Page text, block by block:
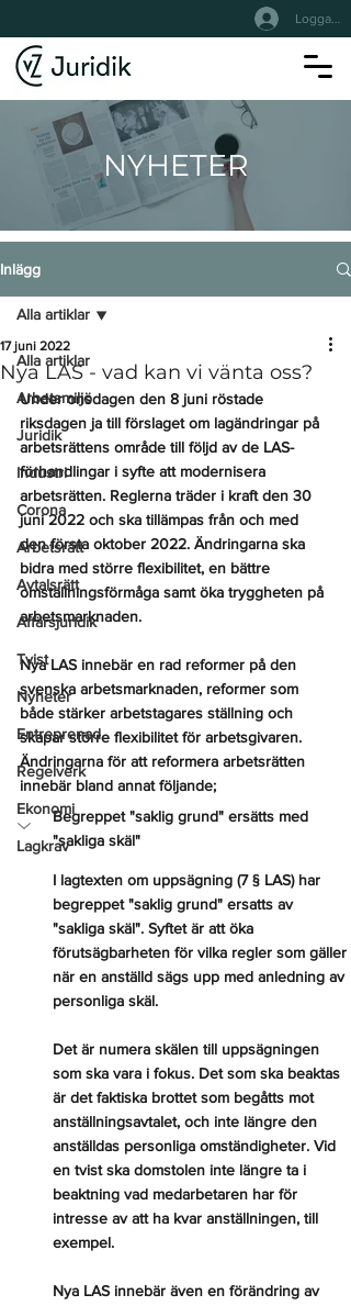
Logga In
NYHETER
Inlägg
Alla artiklar
Arbetsmiljö
Juridik
Industri
Corona
Arbetsrätt
Avtalsrätt
Affärsjuridik
Tvist
Nyheter
Entreprenad
Regelverk
Ekonomi
Lagkrav
Alla artiklar
Nya LAS - vad kan vi vänta oss?
17 juni 2022
Under onsdagen den 8 juni röstade
riksdagen ja till förslaget om lagändringar på
arbetsrättens område till följd av de LAS-
förhandlingar i syfte att modernisera
arbetsrätten. Reglerna träder i kraft den 30
juni 2022 och ska tillämpas från och med
den första oktober 2022. Ändringarna ska
bidra med större flexibilitet, en bättre
omställningsförmåga samt öka tryggheten på
arbetsmarknaden.
Nya LAS innebär en rad reformer på den
svenska arbetsmarknaden, reformer som
både stärker arbetstagares ställning och
skapar större flexibilitet för arbetsgivaren.
Ändringarna för att reformera arbetsrätten
innebär bland annat följande;
Begreppet "saklig grund" ersätts med
"sakliga skäl"
I lagtexten om uppsägning (7 § LAS) har
begreppet "saklig grund" ersatts av
"sakliga skäl". Syftet är att öka
förutsägbarheten för vilka regler som gäller
när en anställd sägs upp med anledning av
personliga skäl.
Det är numera skälen till uppsägningen
som ska vara i fokus. Det som ska beaktas
är det faktiska brottet som begåtts mot
anställningsavtalet, och inte längre den
anställdas personliga omständigheter. Vid
en tvist ska domstolen inte längre ta i
beaktning vad medarbetaren har för
intresse av att ha kvar anställningen, till
exempel.
Nya LAS innebär även en förändring av